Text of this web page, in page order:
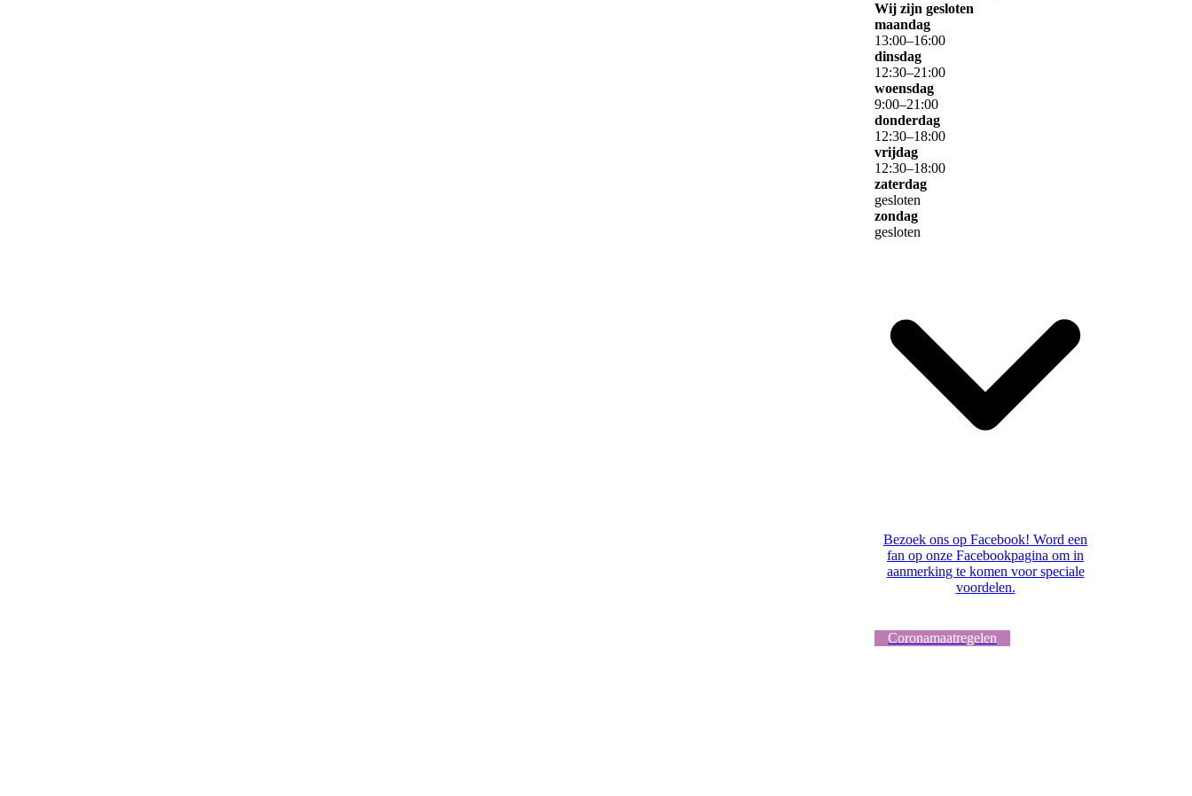
Wij zijn gesloten
maandag
13:00–16:00
dinsdag
12:30–21 :00
woensdag
9:00–21 :00
donderdag
12:30–18:00
vrijdag
12:30–18:00
zaterdag
gesloten
zondag
gesloten
Bezoek ons op Facebook! Word een
fan op onze Facebookpagina om in
aanmerking te komen voor speciale
voordelen.
Coronamaatregelen